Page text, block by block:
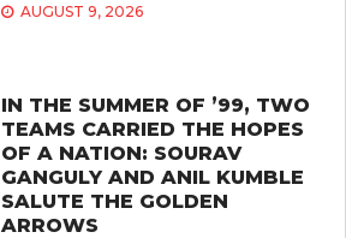
AUGUST 9, 2026
IN THE SUMMER OF ’99, TWO
TEAMS CARRIED THE HOPES
OF A NATION: SOURAV
GANGULY AND ANIL KUMBLE
SALUTE THE GOLDEN
ARROWS